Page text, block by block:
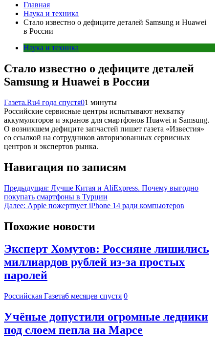
Главная
Наука и техника
Стало известно о дефиците деталей Samsung и Huawei
в России
Наука и техника
Стало известно о дефиците деталей
Samsung и Huawei в России
Газета.Ru4 года спустя01 минуты
Российские сервисные центры испытывают нехватку
аккумуляторов и экранов для смартфонов Huawei и Samsung.
О возникшем дефиците запчастей пишет газета «Известия»
со ссылкой на сотрудников авторизованных сервисных
центров и экспертов рынка.
Навигация по записям
Предыдущая: Лучше Китая и AliExpress. Почему выгодно
покупать смартфоны в Турции
Далее: Apple пожертвует iPhone 14 ради компьютеров
Похожие новости
Эксперт Хомутов: Россияне лишились
миллиардов рублей из-за простых
паролей
Российская Газета6 месяцев спустя 0
Учёные допустили огромные ледники
под слоем пепла на Марсе